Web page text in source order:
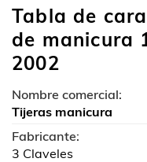
Tabla de
de manicura
2002
Nombre comercial:
Tijeras manicura
Fabricante:
3 Claveles